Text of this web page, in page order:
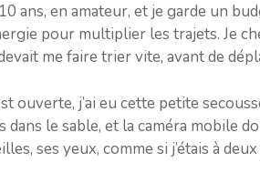
ans, en amateur, et je garde un
pour multiplier les trajets. Je
me faire trier vite, avant de
ouverte, j’ai eu cette petite
dans le sable, et la caméra mobile
ses yeux, comme si j’étais à